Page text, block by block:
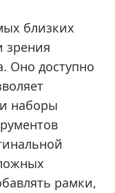
близких
зрения
Оно доступно
наборы
рамки,